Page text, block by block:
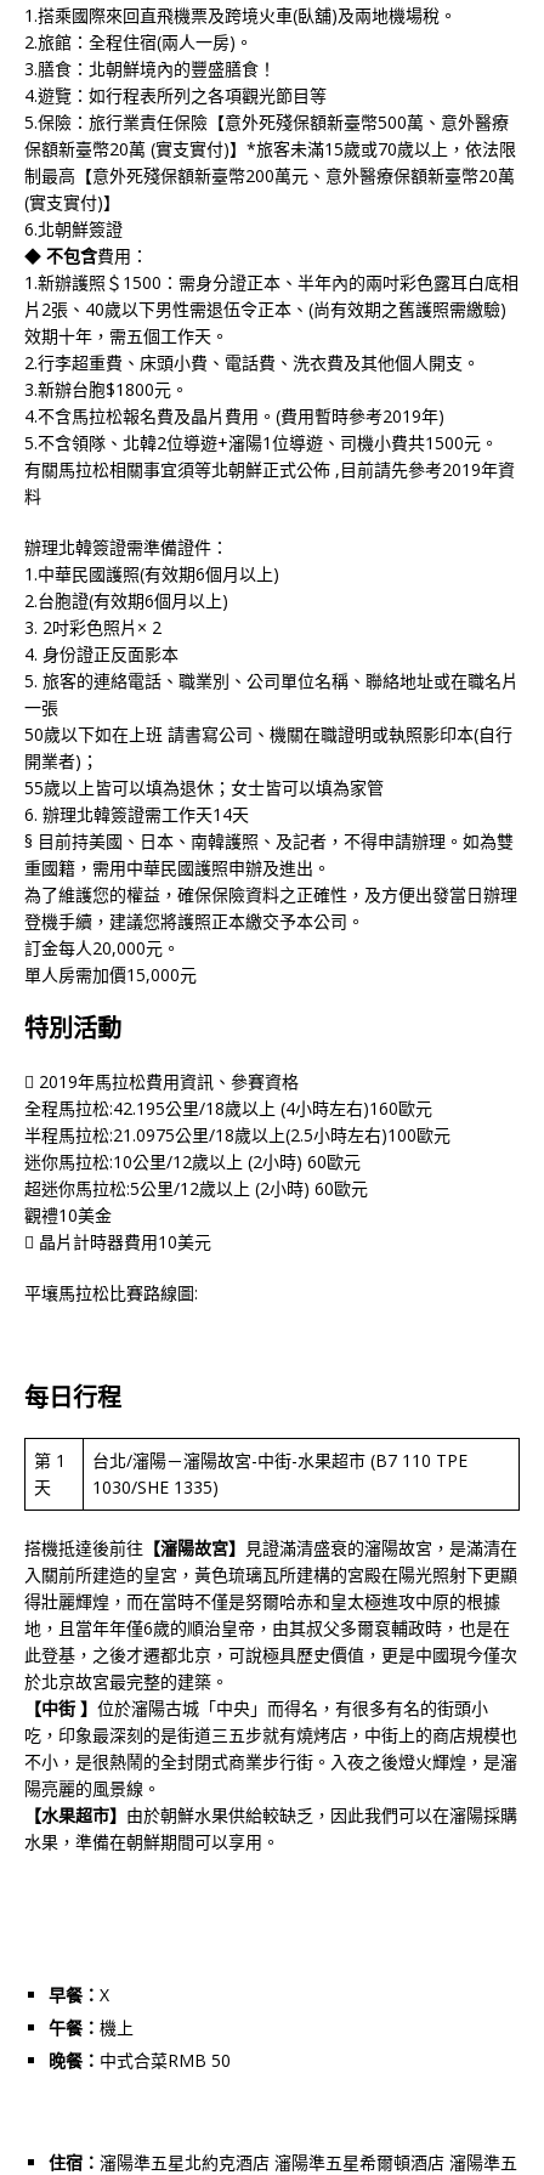
1.搭乘國際來回直飛機票及跨境火車(臥舖)及兩地機場稅。
2.旅館：全程住宿(兩人一房)。
3.膳食：北朝鮮境內的豐盛膳食！
4.遊覽：如行程表所列之各項觀光節目等
5.保險：旅行業責任保險【意外死殘保額新臺幣500萬、意外醫療
保額新臺幣20萬 (實支實付)】*旅客未滿15歲或70歲以上，依法限
制最高【意外死殘保額新臺幣200萬元、意外醫療保額新臺幣20萬
(實支實付)】
6.北朝鮮簽證
◆ 不包含費用：
1.新辦護照＄1500：需身分證正本、半年內的兩吋彩色露耳白底相
片2張、40歲以下男性需退伍令正本、(尚有效期之舊護照需繳驗)
效期十年，需五個工作天。
2.行李超重費、床頭小費、電話費、洗衣費及其他個人開支。
3.新辦台胞$1800元。
4.不含馬拉松報名費及晶片費用。(費用暫時參考2019年)
5.不含領隊、北韓2位導遊+瀋陽1位導遊、司機小費共1500元。
有關馬拉松相關事宜須等北朝鮮正式公佈 ,目前請先參考2019年資
料
辦理北韓簽證需準備證件：
1.中華民國護照(有效期6個月以上)
2.台胞證(有效期6個月以上)
3. 2吋彩色照片× 2
4. 身份證正反面影本
5. 旅客的連絡電話、職業別、公司單位名稱、聯絡地址或在職名片
一張
50歲以下如在上班 請書寫公司、機關在職證明或執照影印本(自行
開業者)；
55歲以上皆可以填為退休；女士皆可以填為家管
6. 辦理北韓簽證需工作天14天
§ 目前持美國、日本、南韓護照、及記者，不得申請辦理。如為雙
重國籍，需用中華民國護照申辦及進出。
為了維護您的權益，確保保險資料之正確性，及方便出發當日辦理
登機手續，建議您將護照正本繳交予本公司。
訂金每人20,000元。
單人房需加價15,000元
特別活動
 2019年馬拉松費用資訊、參賽資格
全程馬拉松:42.195公里/18歲以上 (4小時左右)160歐元
半程馬拉松:21.0975公里/18歲以上(2.5小時左右)100歐元
迷你馬拉松:10公里/12歲以上 (2小時) 60歐元
超迷你馬拉松:5公里/12歲以上 (2小時) 60歐元
觀禮10美金
 晶片計時器費用10美元
平壤馬拉松比賽路線圖:
每日行程
第 1
天
台北/瀋陽－瀋陽故宮-中街-水果超市 (B7 110 TPE
1030/SHE 1335)
搭機抵達後前往 【瀋陽故宮】 見證滿清盛衰的瀋陽故宮，是滿清在
入關前所建造的皇宮，黃色琉璃瓦所建構的宮殿在陽光照射下更顯
得壯麗輝煌，而在當時不僅是努爾哈赤和皇太極進攻中原的根據
地，且當年年僅6歲的順治皇帝，由其叔父多爾袞輔政時，也是在
此登基，之後才遷都北京，可說極具歷史價值，更是中國現今僅次
於北京故宮最完整的建築。
【中街 】 位於瀋陽古城「中央」而得名，有很多有名的街頭小
吃，印象最深刻的是街道三五步就有燒烤店，中街上的商店規模也
不小，是很熱鬧的全封閉式商業步行街。入夜之後燈火輝煌，是瀋
陽亮麗的風景線。
【水果超市】 由於朝鮮水果供給較缺乏，因此我們可以在瀋陽採購
水果，準備在朝鮮期間可以享用。
早餐： X
午餐： 機上
晚餐： 中式合菜RMB 50
住宿： 瀋陽準五星北約克酒店 瀋陽準五星希爾頓酒店 瀋陽準五